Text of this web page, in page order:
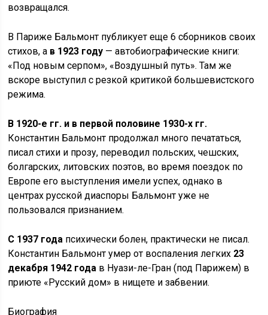
возвращался.
В Париже Бальмонт публикует еще 6 сборников своих
стихов, а в 1923 году — автобиографические книги:
«Под новым серпом», «Воздушный путь». Там же
вскоре выступил с резкой критикой большевистского
режима.
В 1920-е гг. и в первой половине 1930-х гг.
Константин Бальмонт продолжал много печататься,
писал стихи и прозу, переводил польских, чешских,
болгарских, литовских поэтов, во время поездок по
Европе его выступления имели успех, однако в
центрах русской диаспоры Бальмонт уже не
пользовался признанием.
С 1937 года психически болен, практически не писал.
Константин Бальмонт умер от воспаления легких 23
декабря 1942 года в Нуази-ле-Гран (под Парижем) в
приюте «Русский дом» в нищете и забвении.
Биография